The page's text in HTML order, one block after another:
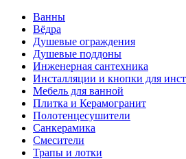
Ванны
Вёдра
Душевые ограждения
Душевые поддоны
Инженерная сантехника
Инсталляции и кнопки для
Мебель для ванной
Плитка и Керамогранит
Полотенцесушители
Санкерамика
Смесители
Трапы и лотки